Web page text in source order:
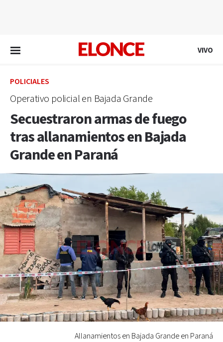
VIVO
POLICIALES
Operativo policial en Bajada Grande
Secuestraron armas de fuego
tras allanamientos en Bajada
Grande en Paraná
Allanamientos en Bajada Grande en Paraná